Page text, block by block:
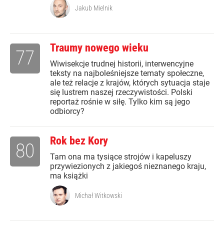
Jakub Mielnik
Traumy nowego wieku
Wiwisekcje trudnej historii, interwencyjne
teksty na najboleśniejsze tematy społeczne,
ale też relacje z krajów, których sytuacja staje
się lustrem naszej rzeczywistości. Polski
reportaż rośnie w siłę. Tylko kim są jego
odbiorcy?
77
Rok bez Kory
Tam ona ma tysiące strojów i kapeluszy
przywiezionych z jakiegoś nieznanego kraju,
ma książki
80
Michał Witkowski